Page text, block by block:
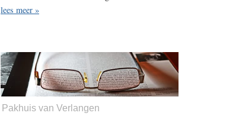
lees meer »
Pakhuis van Verlangen